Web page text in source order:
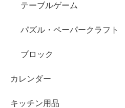
テーブルゲーム
パズル・ペーパークラフト
ブロック
カレンダー
キッチン用品